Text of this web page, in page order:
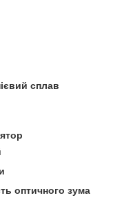
сплав
оптичного зума